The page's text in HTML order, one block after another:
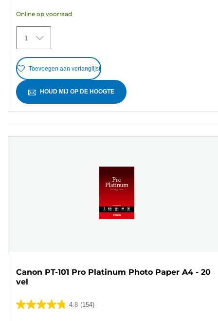
sterren.
371
beoordelingen
Online op voorraad
1
Toevoegen aan verlanglijst
HOUD MIJ OP DE HOOGTE
Canon PT-101 Pro Platinum Photo Paper A4 - 20
vel
4.8 (154)
4.8